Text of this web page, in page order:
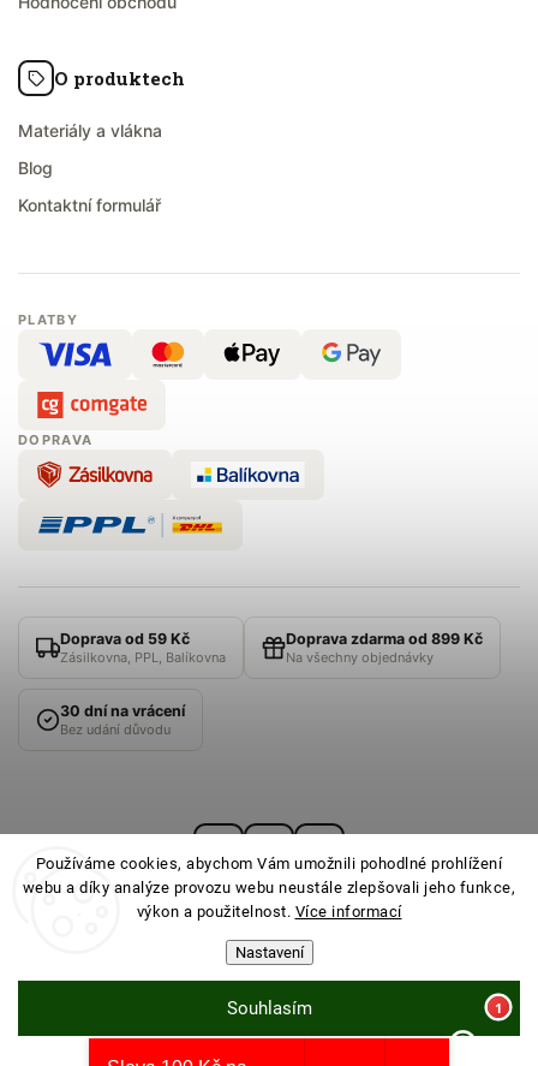
Používáme cookies, abychom Vám umožnili pohodlné prohlížení
webu a díky analýze provozu webu neustále zlepšovali jeho funkce,
výkon a použitelnost. Více informací
Nastavení
Souhlasím
O produktech
Materiály a vlákna
Blog
Kontaktní formulář
PLATBY
DOPRAVA
Doprava od 59 Kč
Zásilkovna, PPL, Balíkovna
Doprava zdarma od 899 Kč
Na všechny objednávky
30 dní na vrácení
Bez udání důvodu
PONOŽKOVNA· Všechna práva vyhrazena ·
Nastavení cookies